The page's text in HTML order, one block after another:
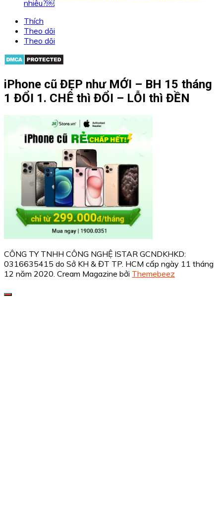
nhiêu?￼
Thích
Theo dõi
Theo dõi
iPhone cũ ĐẸP như MỚI – BH 15 tháng
1 ĐỔI 1. CHÊ thì ĐỔI – LỖI thì ĐỀN
CÔNG TY TNHH CÔNG NGHỆ ISTAR GCNDKHKD:
0316635415 do Sở KH & ĐT TP. HCM cấp ngày 11 tháng
12 năm 2020. Cream Magazine bởi Themebeez